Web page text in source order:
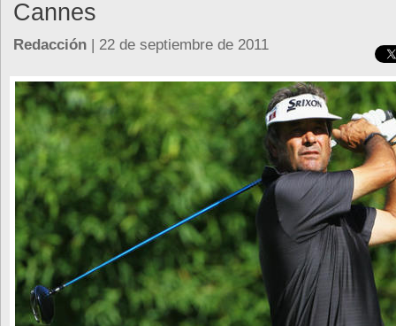
Cannes
Redacción | 22 de septiembre de 2011